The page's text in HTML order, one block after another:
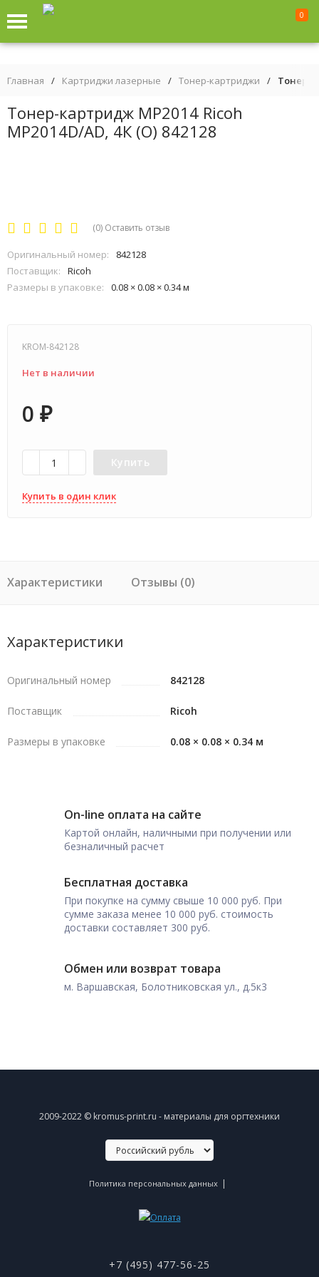
0
Главная / Картриджи лазерные / Тонер-картриджи / Тонер-
Тонер-картридж MP2014 Ricoh
MP2014D/AD, 4К (О) 842128
(0) Оставить отзыв
Оригинальный номер:
842128
Поставщик:
Ricoh
Размеры в упаковке:
0.08 × 0.08 × 0.34 м
KROM-842128
Нет в наличии
0 ₽
Купить
Купить в один клик
Характеристики Отзывы (0)
Характеристики
Оригинальный номер 842128
Поставщик Ricoh
Размеры в упаковке 0.08 × 0.08 × 0.34 м
On-line оплата на сайте
Картой онлайн, наличными при получении или
безналичный расчет
Бесплатная доставка
При покупке на сумму свыше 10 000 руб. При
сумме заказа менее 10 000 руб. стоимость
доставки составляет 300 руб.
Обмен или возврат товара
м. Варшавская, Болотниковская ул., д.5к3
2009-2022 © kromus-print.ru - материалы для оргтехники
Политика персональных данных |
+7 (495) 477-56-25